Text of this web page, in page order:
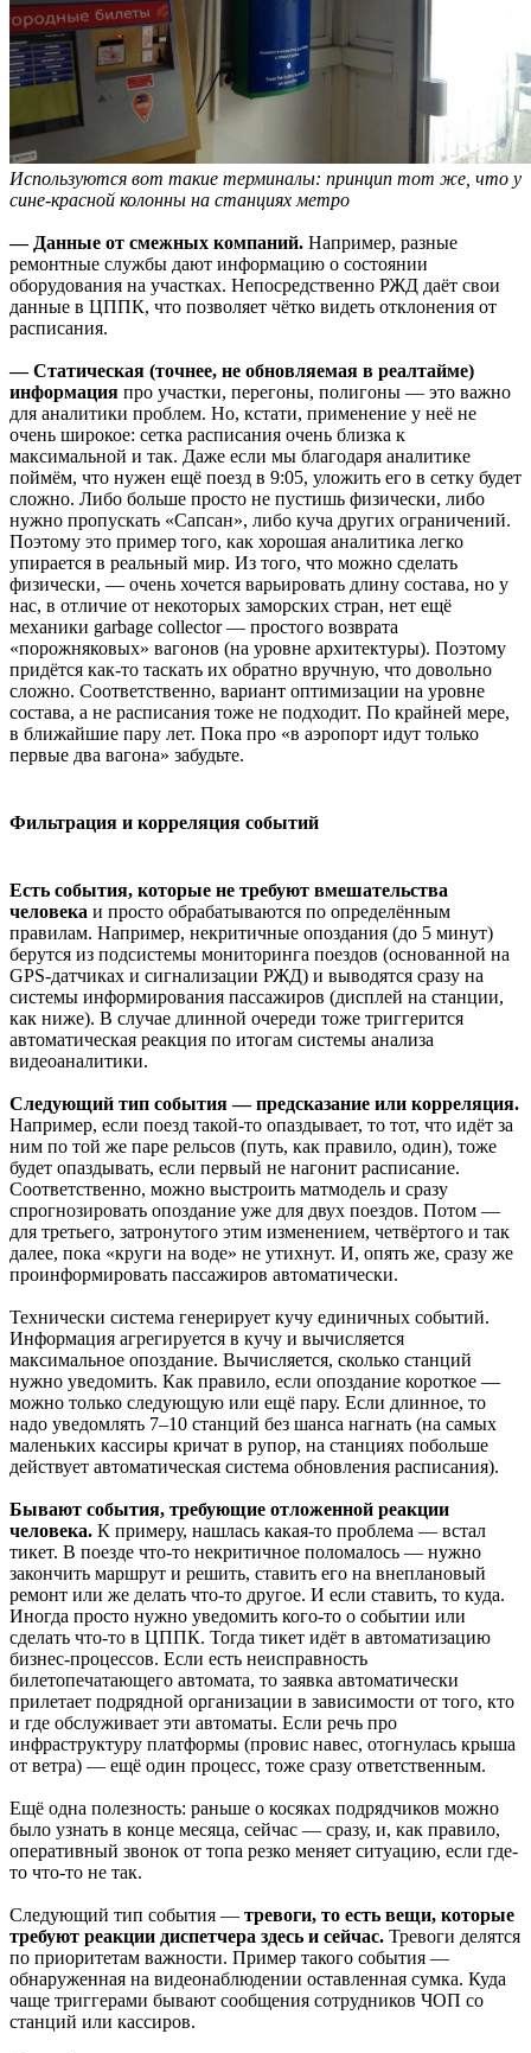
Используются вот такие терминалы: принцип тот же, что у
сине-красной колонны на станциях метро
— Данные от смежных компаний. Например, разные
ремонтные службы дают информацию о состоянии
оборудования на участках. Непосредственно РЖД даёт свои
данные в ЦППК, что позволяет чётко видеть отклонения от
расписания.
— Статическая (точнее, не обновляемая в реалтайме)
информация про участки, перегоны, полигоны — это важно
для аналитики проблем. Но, кстати, применение у неё не
очень широкое: сетка расписания очень близка к
максимальной и так. Даже если мы благодаря аналитике
поймём, что нужен ещё поезд в 9:05, уложить его в сетку будет
сложно. Либо больше просто не пустишь физически, либо
нужно пропускать «Сапсан», либо куча других ограничений.
Поэтому это пример того, как хорошая аналитика легко
упирается в реальный мир. Из того, что можно сделать
физически, — очень хочется варьировать длину состава, но у
нас, в отличие от некоторых заморских стран, нет ещё
механики garbage collector — простого возврата
«порожняковых» вагонов (на уровне архитектуры). Поэтому
придётся как-то таскать их обратно вручную, что довольно
сложно. Соответственно, вариант оптимизации на уровне
состава, а не расписания тоже не подходит. По крайней мере,
в ближайшие пару лет. Пока про «в аэропорт идут только
первые два вагона» забудьте.
Фильтрация и корреляция событий
Есть события, которые не требуют вмешательства
человека и просто обрабатываются по определённым
правилам. Например, некритичные опоздания (до 5 минут)
берутся из подсистемы мониторинга поездов (основанной на
GPS-датчиках и сигнализации РЖД) и выводятся сразу на
системы информирования пассажиров (дисплей на станции,
как ниже). В случае длинной очереди тоже триггерится
автоматическая реакция по итогам системы анализа
видеоаналитики.
Следующий тип события — предсказание или корреляция.
Например, если поезд такой-то опаздывает, то тот, что идёт за
ним по той же паре рельсов (путь, как правило, один), тоже
будет опаздывать, если первый не нагонит расписание.
Соответственно, можно выстроить матмодель и сразу
спрогнозировать опоздание уже для двух поездов. Потом —
для третьего, затронутого этим изменением, четвёртого и так
далее, пока «круги на воде» не утихнут. И, опять же, сразу же
проинформировать пассажиров автоматически.
Технически система генерирует кучу единичных событий.
Информация агрегируется в кучу и вычисляется
максимальное опоздание. Вычисляется, сколько станций
нужно уведомить. Как правило, если опоздание короткое —
можно только следующую или ещё пару. Если длинное, то
надо уведомлять 7–10 станций без шанса нагнать (на самых
маленьких кассиры кричат в рупор, на станциях побольше
действует автоматическая система обновления расписания).
Бывают события, требующие отложенной реакции
человека. К примеру, нашлась какая-то проблема — встал
тикет. В поезде что-то некритичное поломалось — нужно
закончить маршрут и решить, ставить его на внеплановый
ремонт или же делать что-то другое. И если ставить, то куда.
Иногда просто нужно уведомить кого-то о событии или
сделать что-то в ЦППК. Тогда тикет идёт в автоматизацию
бизнес-процессов. Если есть неисправность
билетопечатающего автомата, то заявка автоматически
прилетает подрядной организации в зависимости от того, кто
и где обслуживает эти автоматы. Если речь про
инфраструктуру платформы (провис навес, отогнулась крыша
от ветра) — ещё один процесс, тоже сразу ответственным.
Ещё одна полезность: раньше о косяках подрядчиков можно
было узнать в конце месяца, сейчас — сразу, и, как правило,
оперативный звонок от топа резко меняет ситуацию, если где-
то что-то не так.
Следующий тип события — тревоги, то есть вещи, которые
требуют реакции диспетчера здесь и сейчас. Тревоги делятся
по приоритетам важности. Пример такого события —
обнаруженная на видеонаблюдении оставленная сумка. Куда
чаще триггерами бывают сообщения сотрудников ЧОП со
станций или кассиров.